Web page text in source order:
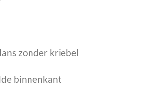
zonder kriebel
binnenkant